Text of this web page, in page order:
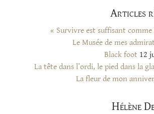
Articles
« Survivre est suffisant
Le Musée de mes
Black foot 12
La tête dans l’ordi, le pied dans la
La fleur de mon
Hélène